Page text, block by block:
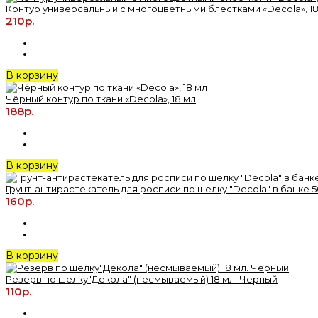
Контур универсальный с многоцветными блестками «Decola»,
210р.
В корзину
Чёрный контур по ткани «Decola», 18 мл
188р.
В корзину
Грунт-антирастекатель для росписи по шелку "Decola" в банке
160р.
В корзину
Резерв по шелку"Декола" (несмываемый) 18 мл. Черный
110р.